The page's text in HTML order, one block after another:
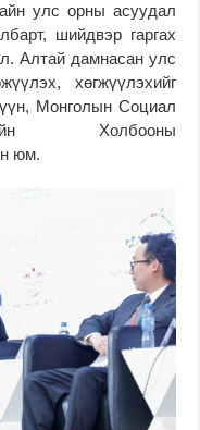
улс орны асуудал
шийдвэр гаргах
Алтай дамнасан улс
хөгжүүлэхийг
Монголын Социал
Холбооны
юм.